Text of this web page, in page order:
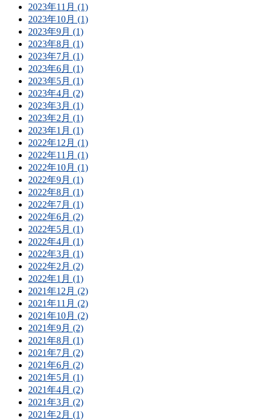
2023年11月 (1)
2023年10月 (1)
2023年9月 (1)
2023年8月 (1)
2023年7月 (1)
2023年6月 (1)
2023年5月 (1)
2023年4月 (2)
2023年3月 (1)
2023年2月 (1)
2023年1月 (1)
2022年12月 (1)
2022年11月 (1)
2022年10月 (1)
2022年9月 (1)
2022年8月 (1)
2022年7月 (1)
2022年6月 (2)
2022年5月 (1)
2022年4月 (1)
2022年3月 (1)
2022年2月 (2)
2022年1月 (1)
2021年12月 (2)
2021年11月 (2)
2021年10月 (2)
2021年9月 (2)
2021年8月 (1)
2021年7月 (2)
2021年6月 (2)
2021年5月 (1)
2021年4月 (2)
2021年3月 (2)
2021年2月 (1)